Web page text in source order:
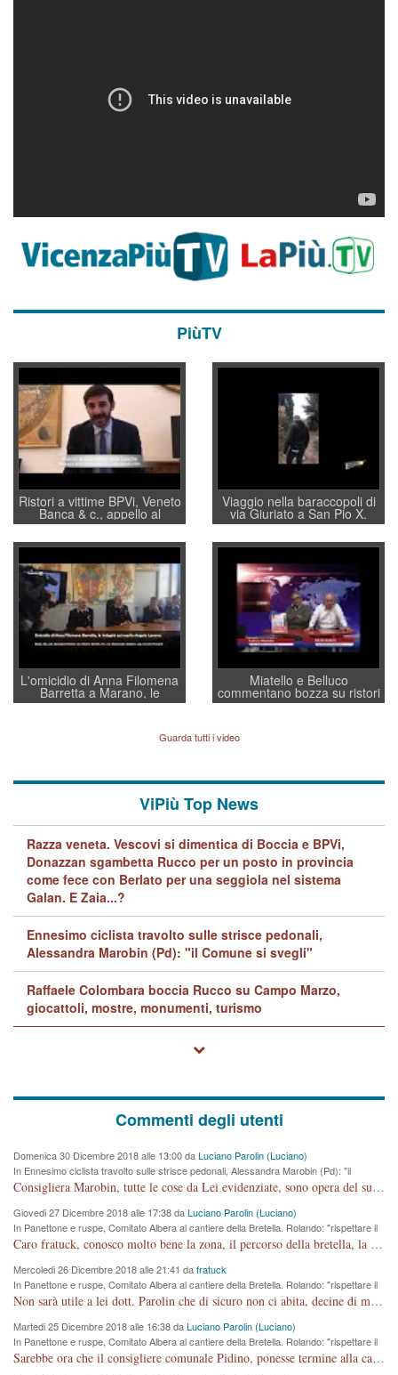
PiùTV
Ristori a vittime BPVi, Veneto
Banca & c., appello al
sottosegretario Alessio
Villarosa: per mettere ordine
convochi con Di Maio CNCU
a supporto della cabina di
regia al Mef
Viaggio nella baraccopoli di
via Giuriato a San Pio X.
Vicenza ai Vicentini: “faremo
un regalo di Natale ai
residenti”
L'omicidio di Anna Filomena
Barretta a Marano, le
indagini dei carabinieri di
Lavarra: più avvincenti di
quelle di... Barbara D'Urso
Miatello e Belluco
commentano bozza su ristori
BPVi e Veneto Banca
Guarda tutti i video
ViPiù Top News
Razza veneta. Vescovi si dimentica di Boccia e BPVi,
Donazzan sgambetta Rucco per un posto in provincia
come fece con Berlato per una seggiola nel sistema
Galan. E Zaia...?
Ennesimo ciclista travolto sulle strisce pedonali,
Alessandra Marobin (Pd): "il Comune si svegli"
Raffaele Colombara boccia Rucco su Campo Marzo,
giocattoli, mostre, monumenti, turismo
Commenti degli utenti
Domenica 30 Dicembre 2018 alle 13:00 daLuciano Parolin (Luciano)
In Ennesimo ciclista travolto sulle strisce pedonali, Alessandra Marobin (Pd): "il
Comune si svegli"
Consigliera Marobin, tutte le cose da Lei evidenziate, sono opera del suo ex Assessore e compagno di Partito Antonio Marco Dalla Pozza Assessore alla "progettazione" di piste ciclabili e altre porcherie. A lui manderei il conto da saldare per incidenti e danni alle persone. E' ora che "finiamola." Avete perso rassegnatevi. qui IL SINDACO RUCCO NON C'ENTRA PER NIENTE. CAPITO!!!!!!!! Amen.
Giovedi 27 Dicembre 2018 alle 17:38 daLuciano Parolin (Luciano)
In Panettone e ruspe, Comitato Albera al cantiere della Bretella. Rolando: "rispettare il
cronoprogramma"
Caro fratuck, conosco molto bene la zona, il percorso della bretella, la situazione dei cittadini, abito in Viale Trento. A partire dal 2003 ho partecipato al Comitato di Maddalene pro bretella, e a riunioni propositive per apportare modifiche al progetto. Numerose mie foto del territorio sono arrivate a Roma, altri miei interventi (non graditi dalla Sx) sono stati pubblicati dal GdV, assieme ad altri come Ciro Asproso, ora favorevole alla bretella. Ho partecipato alla raccolta firme per la chiusura della strada x 5 giorni eseguita dal Sindaco Hullwech per sforamento 180 Micro/g. Pertanto come impegno per la tematica sono apposto con la coscienza. Ora il Progetto è partito, fine! Voglio dire che la nuova Giunta "comunale" non c'entra più. L'opera sarà "malauguratamente" eseguita, ma non con il mio placet. Il Consigliere Comunale dovrebbe capire che la campagna elettorale è finita, con buona pace di tutti. Quello che invece dovrebbe interessare è la proprietà della strada, dall'uscita autostradale Ovest, sino alla Rotatoria dell'Albara, vi sono tre possessori: Autostrade SpA; La Provincia, il Comune. Come la mettiamo per il futuro ? I costi, da 50 sono saliti a 100 milioni di € come dire 20 milioni a KM (!) da non credere. Comunque si farà. Ma nessuno canti Vittoria, anzi meglio non farne un ulteriore fatto "partitico" per questioni elettorali o di seggio. Se mi manda la sua mail, sono disponibile ad inviare i documenti e le foto sopra descritte. Con ossequi, Luciano Parolin
Mercoledi 26 Dicembre 2018 alle 21:41 dafratuck
In Panettone e ruspe, Comitato Albera al cantiere della Bretella. Rolando: "rispettare il
cronoprogramma"
Non sarà utile a lei dott. Parolin che di sicuro non ci abita, decine di migliaia di TIR, automobili e padroncini che passano quotidianamente per una strada appena rotabile, non è più possibile stendere i panni, attraversare la strada senza rischiare la morte, le case stanno crepando, i tempi sono cambiati e la bretella non passerà assolutamente per maddalene (ma cosa sta a dire?!), dia invece responsabilità a chi ha costruito tagliando la strada che doveva invece terminare a isola vicentina e non al moracchino lasciando Motta di Costabissara ancora in panne di traffico. I tempi sono cambiati dottore e se l'anagrafe della vita stagna nell'essere umano impressioni conservatrici, la società non le considera perchè va avanti, si industrializza e ha bisogno di infrastrutture e di sviluppo. Ultima considerazione, se è geloso di Rolando perchè vede in lui solo campagne politiche mentre si difendono i SOLI diritti dei cittadini, la preghiamo faccia considerazioni più appropriate. Saluti e complimenti per i suoi scritti.
Martedi 25 Dicembre 2018 alle 16:38 daLuciano Parolin (Luciano)
In Panettone e ruspe, Comitato Albera al cantiere della Bretella. Rolando: "rispettare il
cronoprogramma"
Sarebbe ora che il consigliere comunale Pidino, ponesse termine alla campagna elettorale nel territorio del suo seggio Villaggio del Sole. La tiraca è iniziata, distruggerà 6 km di prateria ovest della città, ricca di fonti e sorgenti d'acqua. I cittadini di Maddalene non avranno più Pace la notte. Molta colpa per la costruzione di questa Strada è proprio del signor Rolando,dei suoi gazebo mobili e che vuol far passare questa opera VANDALICA come progetto "utile" a chi ? Non è cosa seria sig. Rolando!